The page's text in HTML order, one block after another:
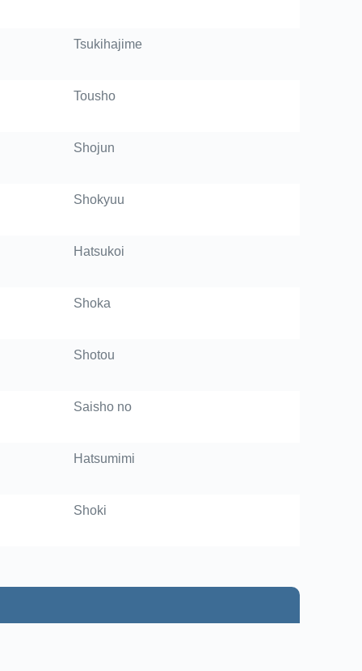
Tsukihajime
Tousho
Shojun
Shokyuu
Hatsukoi
Shoka
Shotou
Saisho no
Hatsumimi
Shoki